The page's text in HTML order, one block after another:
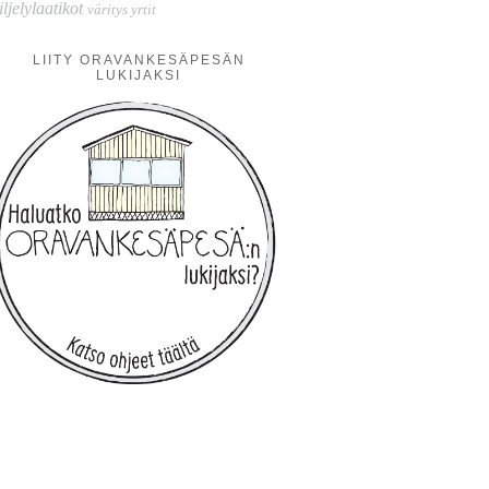
väritys yrtit
LIITY ORAVANKESÄPESÄN
LUKIJAKSI